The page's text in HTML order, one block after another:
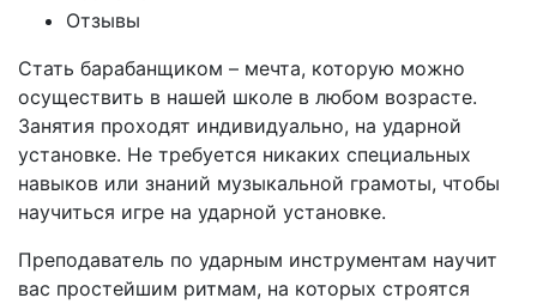
Отзывы
Стать барабанщиком – мечта, которую можно
осуществить в нашей школе в любом возрасте.
Занятия проходят индивидуально, на ударной
установке. Не требуется никаких специальных
навыков или знаний музыкальной грамоты, чтобы
научиться игре на ударной установке.
Преподаватель по ударным инструментам научит
вас простейшим ритмам, на которых строятся